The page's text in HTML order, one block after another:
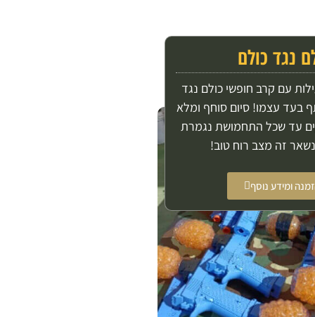
נגד כולם
עם קרב חופשי כולם נגד
בעד עצמו! סיום סוחף ומלא
עד שכל התחמושת נגמרת
זה מצב רוח טוב!
ומידע נוסף